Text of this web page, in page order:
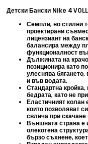
Детски Бански Nike 4
Семпли, но стилни
проектирани
лицензиант на
балансира между
функционалност
Дължината на
позиционира като
улеснява
и във водата.
Стандартна кройка,
бедрата, като не
Еластичният колан
коитопозволяват
свлича при
Външната страна е
олекотена
бързо съхнене,